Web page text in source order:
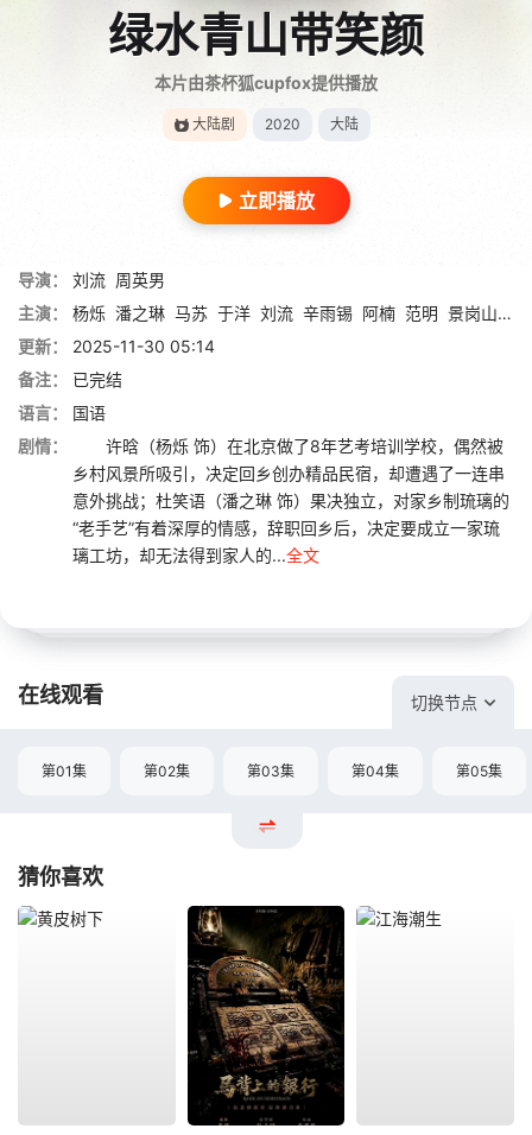
绿水青山带笑颜
本片由茶杯狐cupfox提供播放
大陆剧 2020 大陆
立即播放
导演： 刘流 周英男
主演：
杨烁 潘之琳 马苏 于洋 刘流 辛雨锡 阿楠 范明 景岗山 巩
更新：
2025-11-30 05:14
备注：
已完结
语言：
国语
剧情：
许晗（杨烁 饰）在北京做了8年艺考培训学校，偶然被
乡村风景所吸引，决定回乡创办精品民宿，却遭遇了一连串
意外挑战；杜笑语（潘之琳 饰）果决独立，对家乡制琉璃的
“老手艺”有着深厚的情感，辞职回乡后，决定要成立一家琉
璃工坊，却无法得到家人的...全文
在线观看 切换节点
第01集 第02集 第03集 第04集 第05集
猜你喜欢